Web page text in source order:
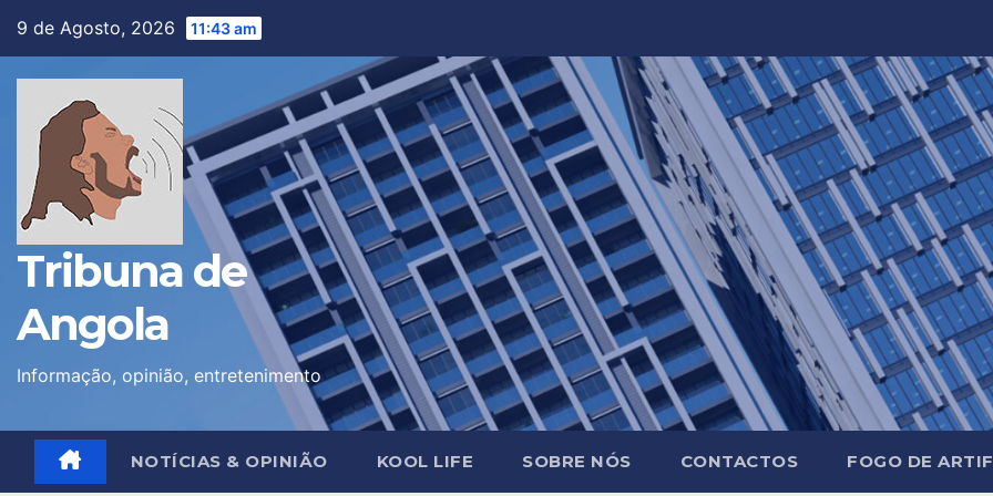
9 de Agosto, 2026 11:43 am
Tribuna de
Angola
Informação, opinião, entretenimento
NOTÍCIAS & OPINIÃO KOOL LIFE SOBRE NÓS CONTACTOS FOGO DE